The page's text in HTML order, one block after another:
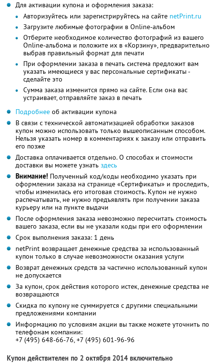
Для активации купона и оформления заказа:
Авторизуйтесь или зарегистрируйтесь на сайте netPrint.ru
Загрузите любимые фотографии в Online-альбом
Отберите необходимое количество фотографий из вашего
Online-альбома и положите их в «Корзину», предварительно
выбрав правильный формат для печати
При оформлении заказа в печать система предложит вам
указать имеющиеся у вас персональные сертификаты -
сделайте это
Сумма заказа изменится прямо на сайте. Если она вас
устраивает, отправляйте заказ в печать
Подробнее об активации купона
В связи с технической автоматизацией обработки заказов
купон можно использовать только вышеописанным способом.
Нельзя указать номер в комментариях к заказу или отправить
его позже
Доставка оплачивается отдельно. О способах и стоимости
доставки вы можете узнать здесь
Внимание! Полученный код/коды необходимо указать при
оформлении заказа на странице «Сертификаты» и проследить,
чтобы изменилась его итоговая стоимость. Купон не нужно
распечатывать, не нужно предъявлять при получении заказа
курьеру или на пункте выдачи
После оформления заказа невозможно пересчитать стоимость
вашего заказа, если вы не указали коды при его оформлении
Срок выполнения заказа: 1 день
netPrint возвращает денежные средства за использованный
купон только в случае невозможности оказания услуги
Возврат денежных средств за частично использованный купон
не допускается
За купон, срок действия которого истек, денежные средства не
возвращаются
Скидка по купону не суммируется с другими специальными
предложениями компании
Информацию по условиям акции вы также можете уточнить по
телефонам компании:
+7 (495) 648-66-76, +7 (495) 601-96-96
Купон действителен по 2 октября 2014 включительно